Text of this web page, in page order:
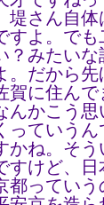
堤さん自
すよ。で
？みたい
。だから
賀に住ん
んかこう
っていう
かね。そ
すけど、
都ってい